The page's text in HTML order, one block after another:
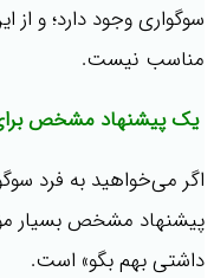
سوگواری وجود دارد؛ و
مناسب نیست.
یک پیشنهاد مشخص
اگر می‌خواهید به فرد
پیشنهاد مشخص بسیار
داشتی بهم بگو» است.